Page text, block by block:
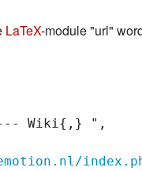
LaTeX-module "url"
Wiki{,} ",